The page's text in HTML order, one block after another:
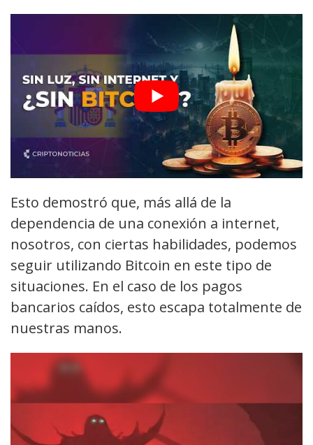
Esto demostró que, más allá de la
dependencia de una conexión a internet,
nosotros, con ciertas habilidades, podemos
seguir utilizando Bitcoin en este tipo de
situaciones. En el caso de los pagos
bancarios caídos, esto escapa totalmente de
nuestras manos.